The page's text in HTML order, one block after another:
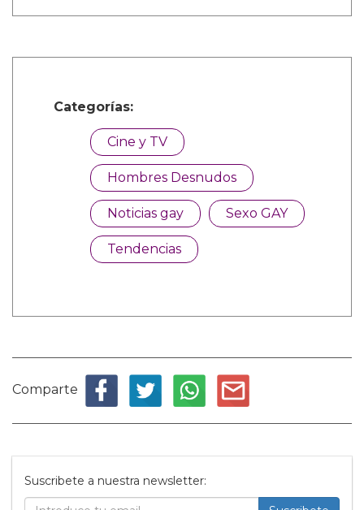
Categorías:
Cine y TV
Hombres Desnudos
Noticias gay Sexo GAY
Tendencias
Comparte
Suscribete a nuestra newsletter: